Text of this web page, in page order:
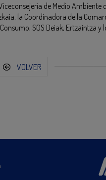
de Medio Ambiente
la Coordinadora de la
SOS Deiak, Ertzaintza
VOLVER